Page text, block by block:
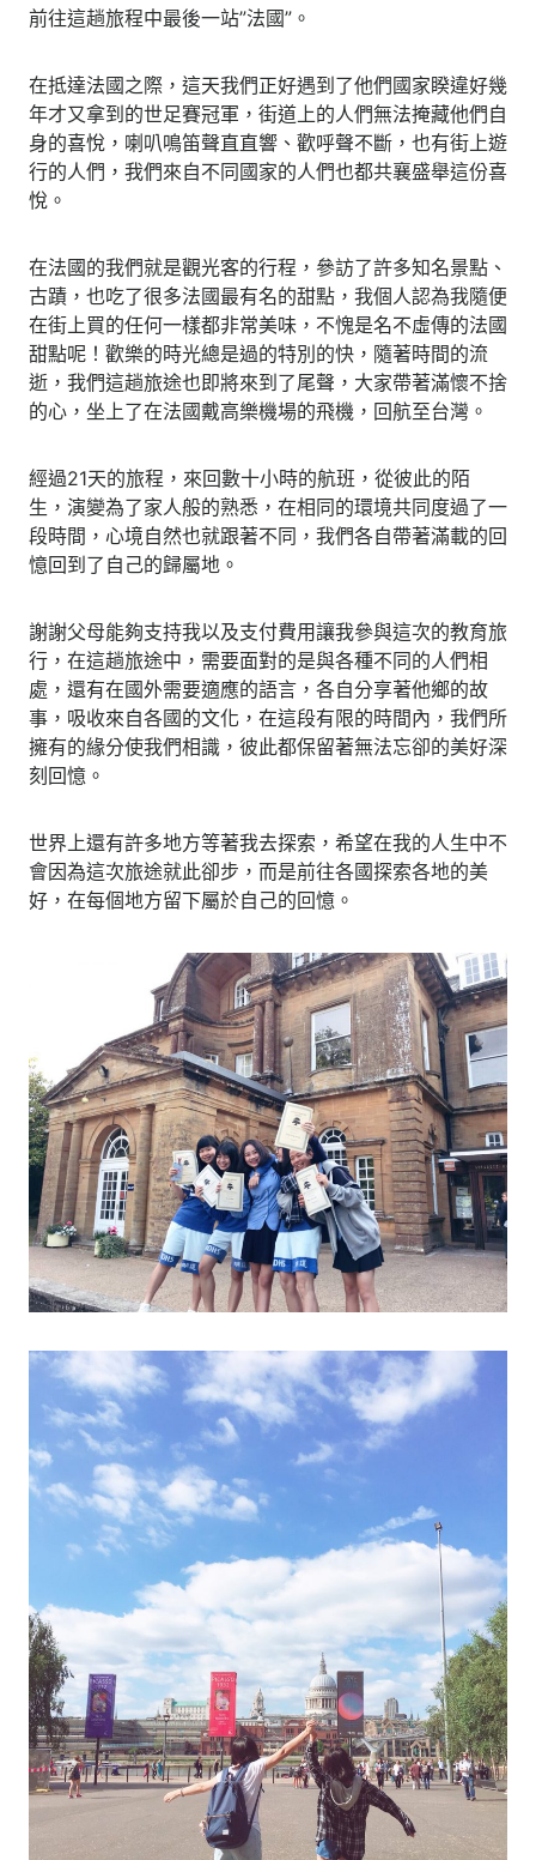
前往這趟旅程中最後一站”法國”。
在抵達法國之際，這天我們正好遇到了他們國家睽違好幾
年才又拿到的世足賽冠軍，街道上的人們無法掩藏他們自
身的喜悅，喇叭鳴笛聲直直響、歡呼聲不斷，也有街上遊
行的人們，我們來自不同國家的人們也都共襄盛舉這份喜
悅。
在法國的我們就是觀光客的行程，參訪了許多知名景點、
古蹟，也吃了很多法國最有名的甜點，我個人認為我隨便
在街上買的任何一樣都非常美味，不愧是名不虛傳的法國
甜點呢！歡樂的時光總是過的特別的快，隨著時間的流
逝，我們這趟旅途也即將來到了尾聲，大家帶著滿懷不捨
的心，坐上了在法國戴高樂機場的飛機，回航至台灣。
經過21天的旅程，來回數十小時的航班，從彼此的陌
生，演變為了家人般的熟悉，在相同的環境共同度過了一
段時間，心境自然也就跟著不同，我們各自帶著滿載的回
憶回到了自己的歸屬地。
謝謝父母能夠支持我以及支付費用讓我參與這次的教育旅
行，在這趟旅途中，需要面對的是與各種不同的人們相
處，還有在國外需要適應的語言，各自分享著他鄉的故
事，吸收來自各國的文化，在這段有限的時間內，我們所
擁有的緣分使我們相識，彼此都保留著無法忘卻的美好深
刻回憶。
世界上還有許多地方等著我去探索，希望在我的人生中不
會因為這次旅途就此卻步，而是前往各國探索各地的美
好，在每個地方留下屬於自己的回憶。